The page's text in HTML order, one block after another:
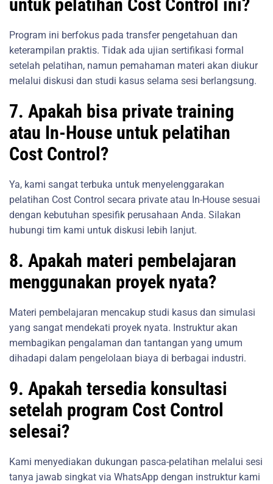
untuk pelatihan Cost Control ini?
Program ini berfokus pada transfer pengetahuan dan
keterampilan praktis. Tidak ada ujian sertifikasi formal
setelah pelatihan, namun pemahaman materi akan diukur
melalui diskusi dan studi kasus selama sesi berlangsung.
7. Apakah bisa private training
atau In-House untuk pelatihan
Cost Control?
Ya, kami sangat terbuka untuk menyelenggarakan
pelatihan Cost Control secara private atau In-House sesuai
dengan kebutuhan spesifik perusahaan Anda. Silakan
hubungi tim kami untuk diskusi lebih lanjut.
8. Apakah materi pembelajaran
menggunakan proyek nyata?
Materi pembelajaran mencakup studi kasus dan simulasi
yang sangat mendekati proyek nyata. Instruktur akan
membagikan pengalaman dan tantangan yang umum
dihadapi dalam pengelolaan biaya di berbagai industri.
9. Apakah tersedia konsultasi
setelah program Cost Control
selesai?
Kami menyediakan dukungan pasca-pelatihan melalui sesi
tanya jawab singkat via WhatsApp dengan instruktur kami